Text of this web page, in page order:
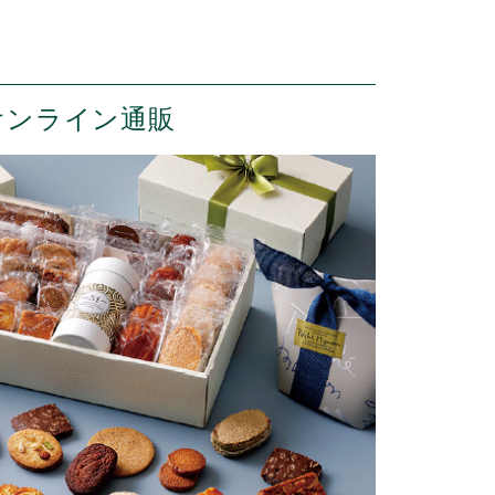
ンライン通販